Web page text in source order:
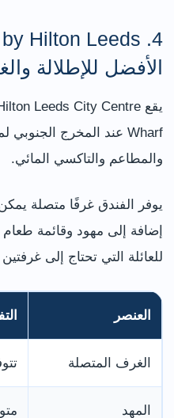
الأفضل للإطلالة
والمطاعم والتاكسي المائي.
يوفر الفندق غرفًا متصلة
إضافة إلى مهود وقائمة طعام
للعائلة التي تحتاج إلى
العنصر
الغرف المتصلة
المهد